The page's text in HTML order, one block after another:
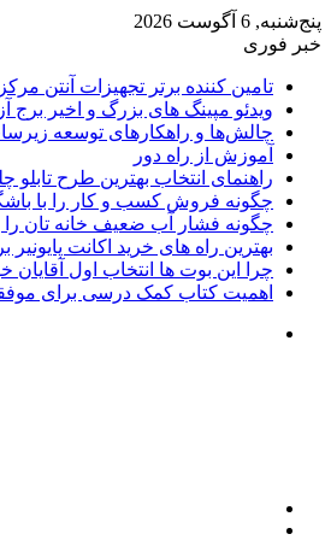
پنج‌شنبه, 6 آگوست 2026
خبر فوری
تامین کننده برتر تجهیزات آنتن
ویدئو مپینگ های بزرگ و اخیر برج
چالش‌ها و راهکارهای توسعه
آموزش از راه دور
راهنمای انتخاب بهترین طرح
چگونه فروش کسب و کار را با
چگونه فشار آب ضعیف خانه تان
بهترین راه های خرید اکانت
چرا این بوت ها انتخاب اول
اهمیت کتاب کمک درسی برای